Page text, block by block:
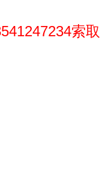
索取